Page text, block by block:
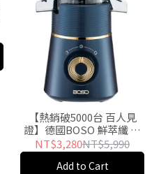
【熱銷破5000台 百人見
證】德國BOSO 鮮萃纖 冷
壓鮮氧慢磨果汁機經典款-
推
NT$3,280NT$5,990
Add to Cart